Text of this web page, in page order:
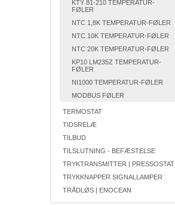
KTY 81-210 TEMPERATUR-
FØLER
NTC 1,8K TEMPERATUR-FØLER
NTC 10K TEMPERATUR-FØLER
NTC 20K TEMPERATUR-FØLER
KP10 LM235Z TEMPERATUR-
FØLER
NI1000 TEMPERATUR-FØLER
MODBUS FØLER
TERMOSTAT
TIDSRELÆ
TILBUD
TILSLUTNING - BEFÆSTELSE
TRYKTRANSMITTER | PRESSOSTAT
TRYKKNAPPER SIGNALLAMPER
TRÅDLØS | ENOCEAN